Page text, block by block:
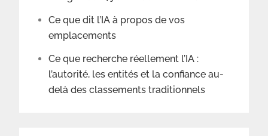
Ce que dit l’IA à propos de vos
emplacements
Ce que recherche réellement l’IA :
l’autorité, les entités et la confiance au-
delà des classements traditionnels